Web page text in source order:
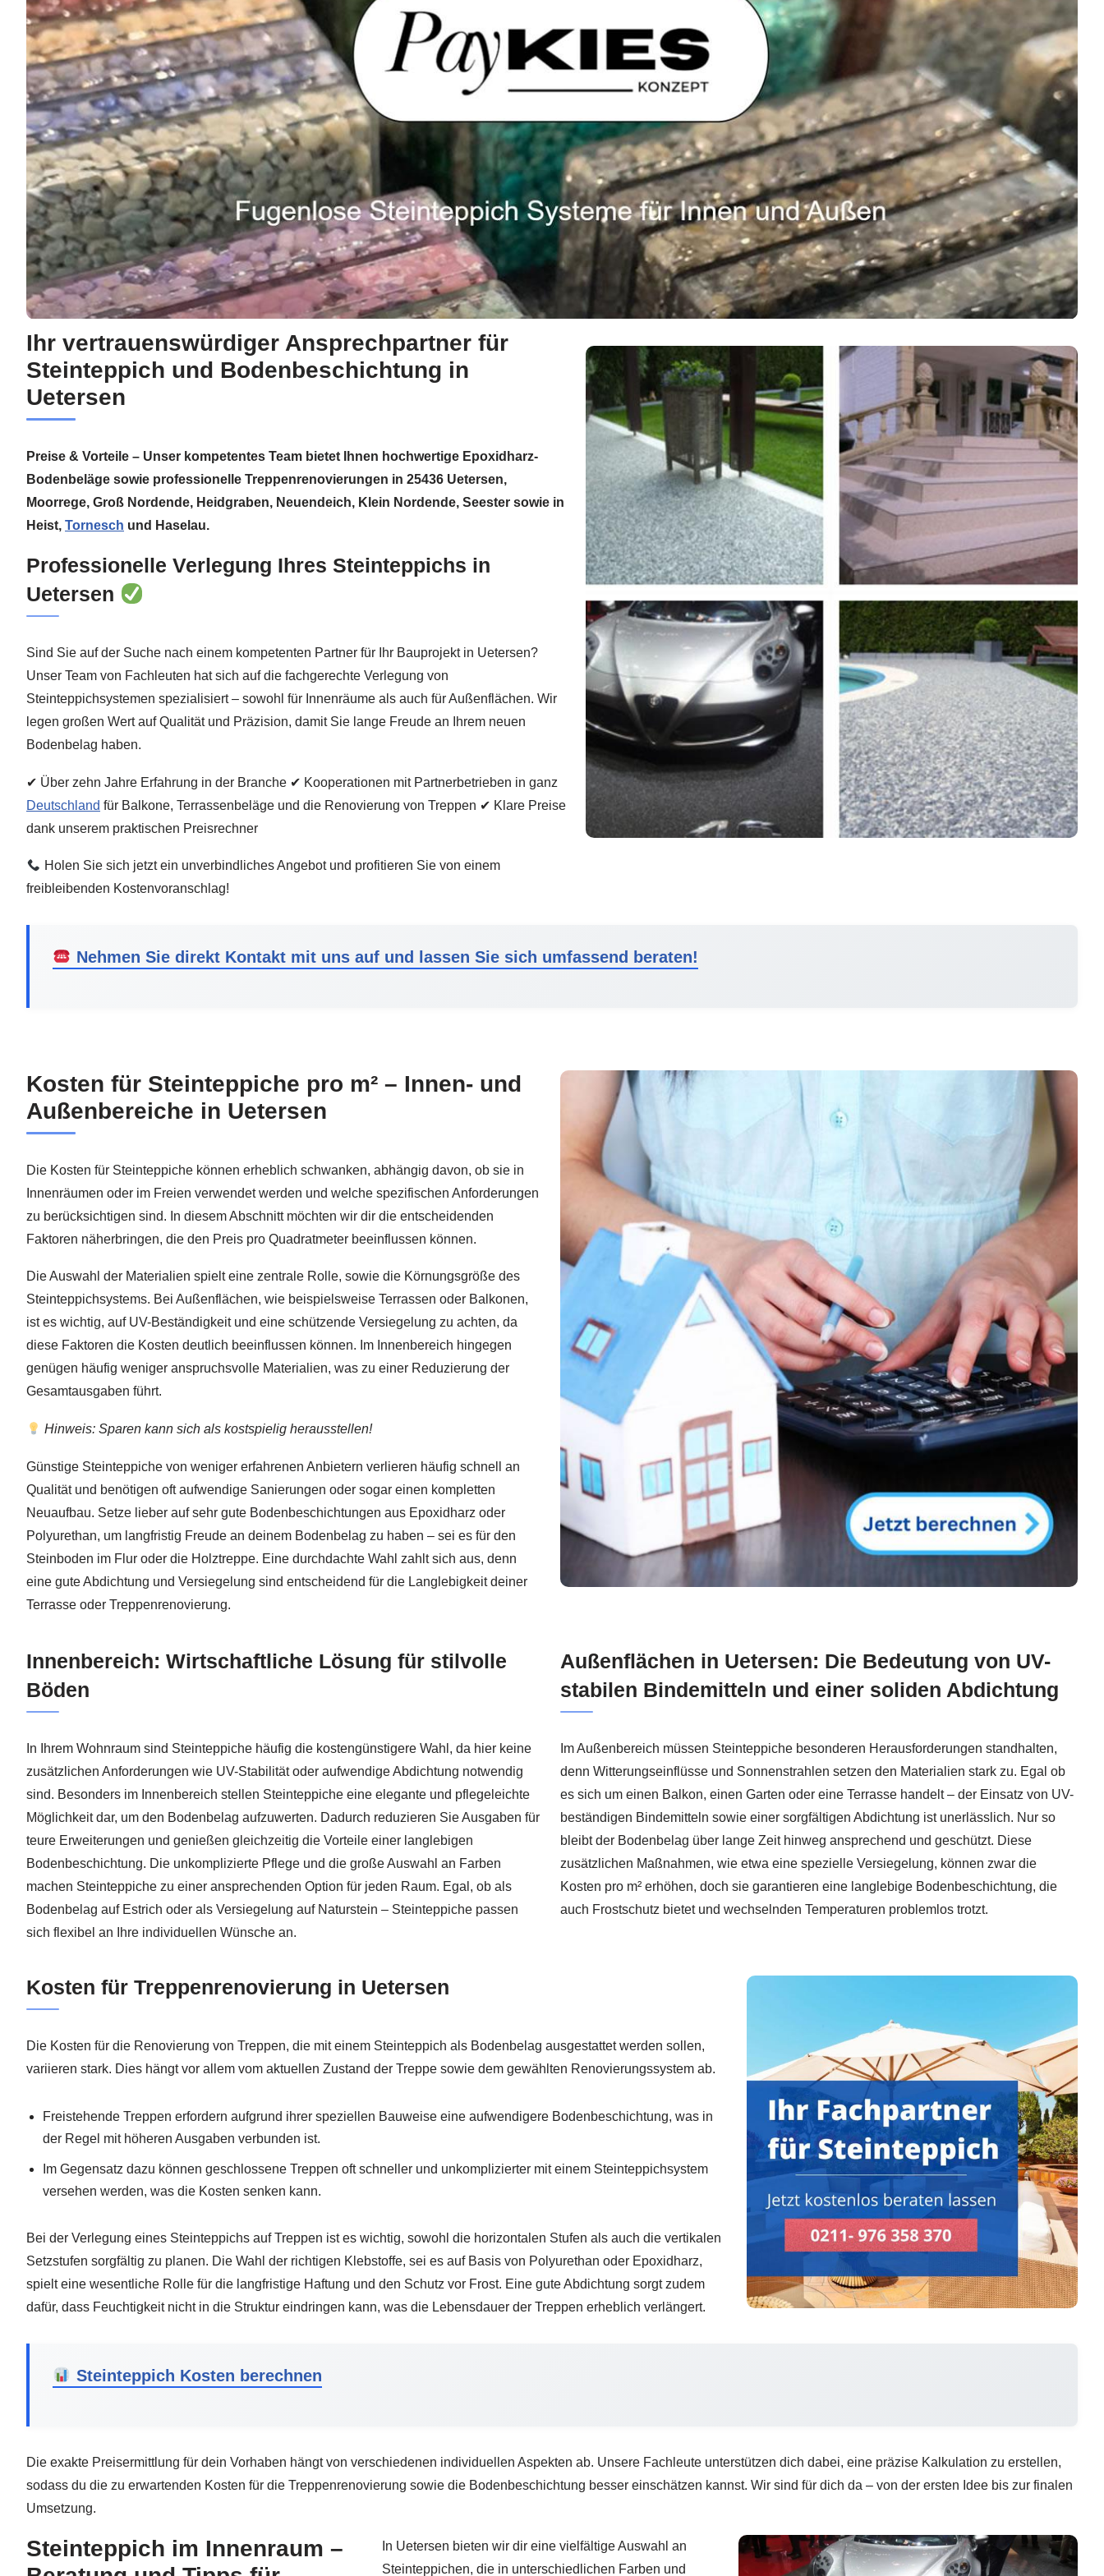
Ihr vertrauenswürdiger Ansprechpartner für
Steinteppich und Bodenbeschichtung in
Uetersen
Preise & Vorteile – Unser kompetentes Team bietet Ihnen hochwertige Epoxidharz-
Bodenbeläge sowie professionelle Treppenrenovierungen in 25436 Uetersen,
Moorrege, Groß Nordende, Heidgraben, Neuendeich, Klein Nordende, Seester sowie in
Heist, Tornesch und Haselau.
Professionelle Verlegung Ihres Steinteppichs in
Uetersen
Sind Sie auf der Suche nach einem kompetenten Partner für Ihr Bauprojekt in Uetersen?
Unser Team von Fachleuten hat sich auf die fachgerechte Verlegung von
Steinteppichsystemen spezialisiert – sowohl für Innenräume als auch für Außenflächen. Wir
legen großen Wert auf Qualität und Präzision, damit Sie lange Freude an Ihrem neuen
Bodenbelag haben.
✔ Über zehn Jahre Erfahrung in der Branche ✔ Kooperationen mit Partnerbetrieben in ganz
Deutschland für Balkone, Terrassenbeläge und die Renovierung von Treppen ✔ Klare Preise
dank unserem praktischen Preisrechner
Holen Sie sich jetzt ein unverbindliches Angebot und profitieren Sie von einem
freibleibenden Kostenvoranschlag!
Nehmen Sie direkt Kontakt mit uns auf und lassen Sie sich umfassend beraten!
Kosten für Steinteppiche pro m² – Innen- und
Außenbereiche in Uetersen
Die Kosten für Steinteppiche können erheblich schwanken, abhängig davon, ob sie in
Innenräumen oder im Freien verwendet werden und welche spezifischen Anforderungen
zu berücksichtigen sind. In diesem Abschnitt möchten wir dir die entscheidenden
Faktoren näherbringen, die den Preis pro Quadratmeter beeinflussen können.
Die Auswahl der Materialien spielt eine zentrale Rolle, sowie die Körnungsgröße des
Steinteppichsystems. Bei Außenflächen, wie beispielsweise Terrassen oder Balkonen,
ist es wichtig, auf UV-Beständigkeit und eine schützende Versiegelung zu achten, da
diese Faktoren die Kosten deutlich beeinflussen können. Im Innenbereich hingegen
genügen häufig weniger anspruchsvolle Materialien, was zu einer Reduzierung der
Gesamtausgaben führt.
Hinweis: Sparen kann sich als kostspielig herausstellen!
Günstige Steinteppiche von weniger erfahrenen Anbietern verlieren häufig schnell an
Qualität und benötigen oft aufwendige Sanierungen oder sogar einen kompletten
Neuaufbau. Setze lieber auf sehr gute Bodenbeschichtungen aus Epoxidharz oder
Polyurethan, um langfristig Freude an deinem Bodenbelag zu haben – sei es für den
Steinboden im Flur oder die Holztreppe. Eine durchdachte Wahl zahlt sich aus, denn
eine gute Abdichtung und Versiegelung sind entscheidend für die Langlebigkeit deiner
Terrasse oder Treppenrenovierung.
Innenbereich: Wirtschaftliche Lösung für stilvolle
Böden
In Ihrem Wohnraum sind Steinteppiche häufig die kostengünstigere Wahl, da hier keine
zusätzlichen Anforderungen wie UV-Stabilität oder aufwendige Abdichtung notwendig
sind. Besonders im Innenbereich stellen Steinteppiche eine elegante und pflegeleichte
Möglichkeit dar, um den Bodenbelag aufzuwerten. Dadurch reduzieren Sie Ausgaben für
teure Erweiterungen und genießen gleichzeitig die Vorteile einer langlebigen
Bodenbeschichtung. Die unkomplizierte Pflege und die große Auswahl an Farben
machen Steinteppiche zu einer ansprechenden Option für jeden Raum. Egal, ob als
Bodenbelag auf Estrich oder als Versiegelung auf Naturstein – Steinteppiche passen
sich flexibel an Ihre individuellen Wünsche an.
Außenflächen in Uetersen: Die Bedeutung von UV-
stabilen Bindemitteln und einer soliden Abdichtung
Im Außenbereich müssen Steinteppiche besonderen Herausforderungen standhalten,
denn Witterungseinflüsse und Sonnenstrahlen setzen den Materialien stark zu. Egal ob
es sich um einen Balkon, einen Garten oder eine Terrasse handelt – der Einsatz von UV-
beständigen Bindemitteln sowie einer sorgfältigen Abdichtung ist unerlässlich. Nur so
bleibt der Bodenbelag über lange Zeit hinweg ansprechend und geschützt. Diese
zusätzlichen Maßnahmen, wie etwa eine spezielle Versiegelung, können zwar die
Kosten pro m² erhöhen, doch sie garantieren eine langlebige Bodenbeschichtung, die
auch Frostschutz bietet und wechselnden Temperaturen problemlos trotzt.
Kosten für Treppenrenovierung in Uetersen
Die Kosten für die Renovierung von Treppen, die mit einem Steinteppich als Bodenbelag ausgestattet werden sollen,
variieren stark. Dies hängt vor allem vom aktuellen Zustand der Treppe sowie dem gewählten Renovierungssystem ab.
Freistehende Treppen erfordern aufgrund ihrer speziellen Bauweise eine aufwendigere Bodenbeschichtung, was in
der Regel mit höheren Ausgaben verbunden ist.
Im Gegensatz dazu können geschlossene Treppen oft schneller und unkomplizierter mit einem Steinteppichsystem
versehen werden, was die Kosten senken kann.
Bei der Verlegung eines Steinteppichs auf Treppen ist es wichtig, sowohl die horizontalen Stufen als auch die vertikalen
Setzstufen sorgfältig zu planen. Die Wahl der richtigen Klebstoffe, sei es auf Basis von Polyurethan oder Epoxidharz,
spielt eine wesentliche Rolle für die langfristige Haftung und den Schutz vor Frost. Eine gute Abdichtung sorgt zudem
dafür, dass Feuchtigkeit nicht in die Struktur eindringen kann, was die Lebensdauer der Treppen erheblich verlängert.
Steinteppich Kosten berechnen
Die exakte Preisermittlung für dein Vorhaben hängt von verschiedenen individuellen Aspekten ab. Unsere Fachleute unterstützen dich dabei, eine präzise Kalkulation zu erstellen,
sodass du die zu erwartenden Kosten für die Treppenrenovierung sowie die Bodenbeschichtung besser einschätzen kannst. Wir sind für dich da – von der ersten Idee bis zur finalen
Umsetzung.
Steinteppich im Innenraum –
In Uetersen bieten wir dir eine vielfältige Auswahl an
Steinteppichen, die in unterschiedlichen Farben und